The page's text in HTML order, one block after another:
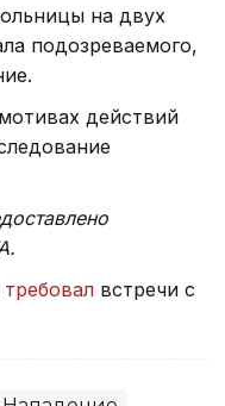
на двух
подозреваемого,
действий
требовал встречи с